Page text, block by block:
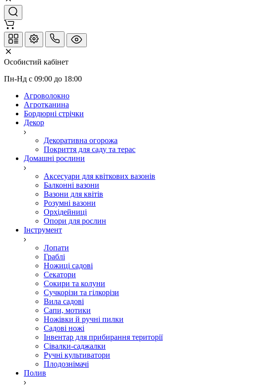
Особистий кабінет
Пн-Нд с 09:00 до 18:00
Агроволокно
Агротканина
Бордюрні стрічки
Декор
Декоративна огорожа
Покриття для саду та терас
Домашні рослини
Аксесуари для квіткових вазонів
Балконні вазони
Вазони для квітів
Розумні вазони
Орхідейниці
Опори для рослин
Інструмент
Лопати
Граблі
Ножиці садові
Секатори
Сокири та колуни
Сучкорізи та гілкорізи
Вила садові
Сапи, мотики
Ножівки й ручні пилки
Садові ножі
Інвентар для прибирання території
Сівалки-саджалки
Ручні культиватори
Плодознімачі
Полив